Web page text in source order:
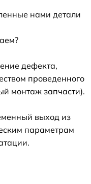
нами детали
дефекта,
проведенного
монтаж запчасти).
выход из
параметрам